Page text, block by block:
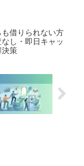
をご案内しま
借りられない方
し・即日キャッ
決策